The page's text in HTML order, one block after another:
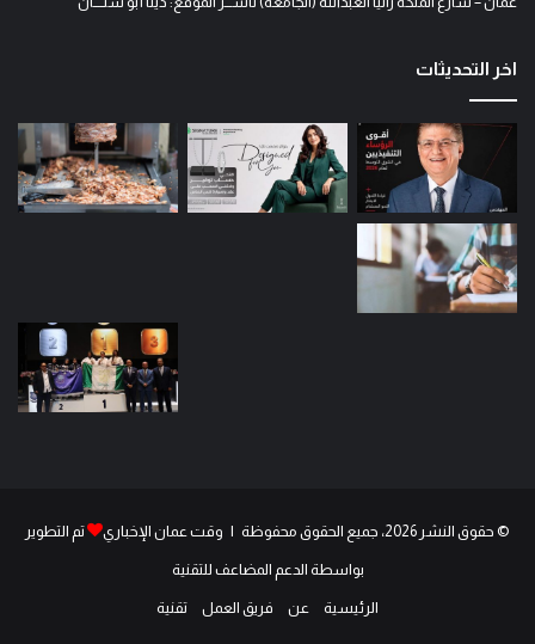
اخر التحديثات
© حقوق النشر 2026، جميع الحقوق محفوظة | وقت عمان الإخباري تم التطوير
بواسطة الدعم المضاعف للتقنية
الرئيسية عن فريق العمل تقنية